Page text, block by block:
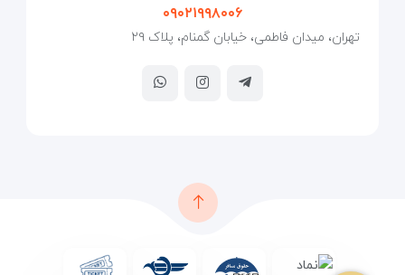
۰۹۰۲۱۹۹۸۰۰۶
تهران، میدان فاطمی، خیابان گمنام، پلاک ۲۹